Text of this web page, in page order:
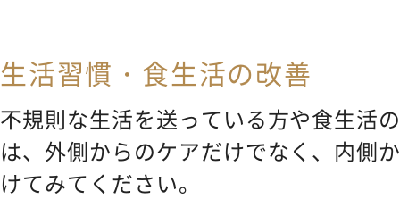
生活習慣・食生活の改善
不規則な生活を送っている方や食生活
は、外側からのケアだけでなく、内側
けてみてください。